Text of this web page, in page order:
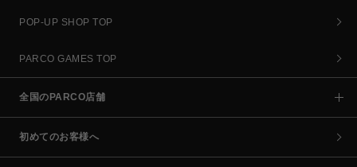
POP-UP SHOP TOP
PARCO GAMES TOP
全国のPARCO店舗
初めてのお客様へ